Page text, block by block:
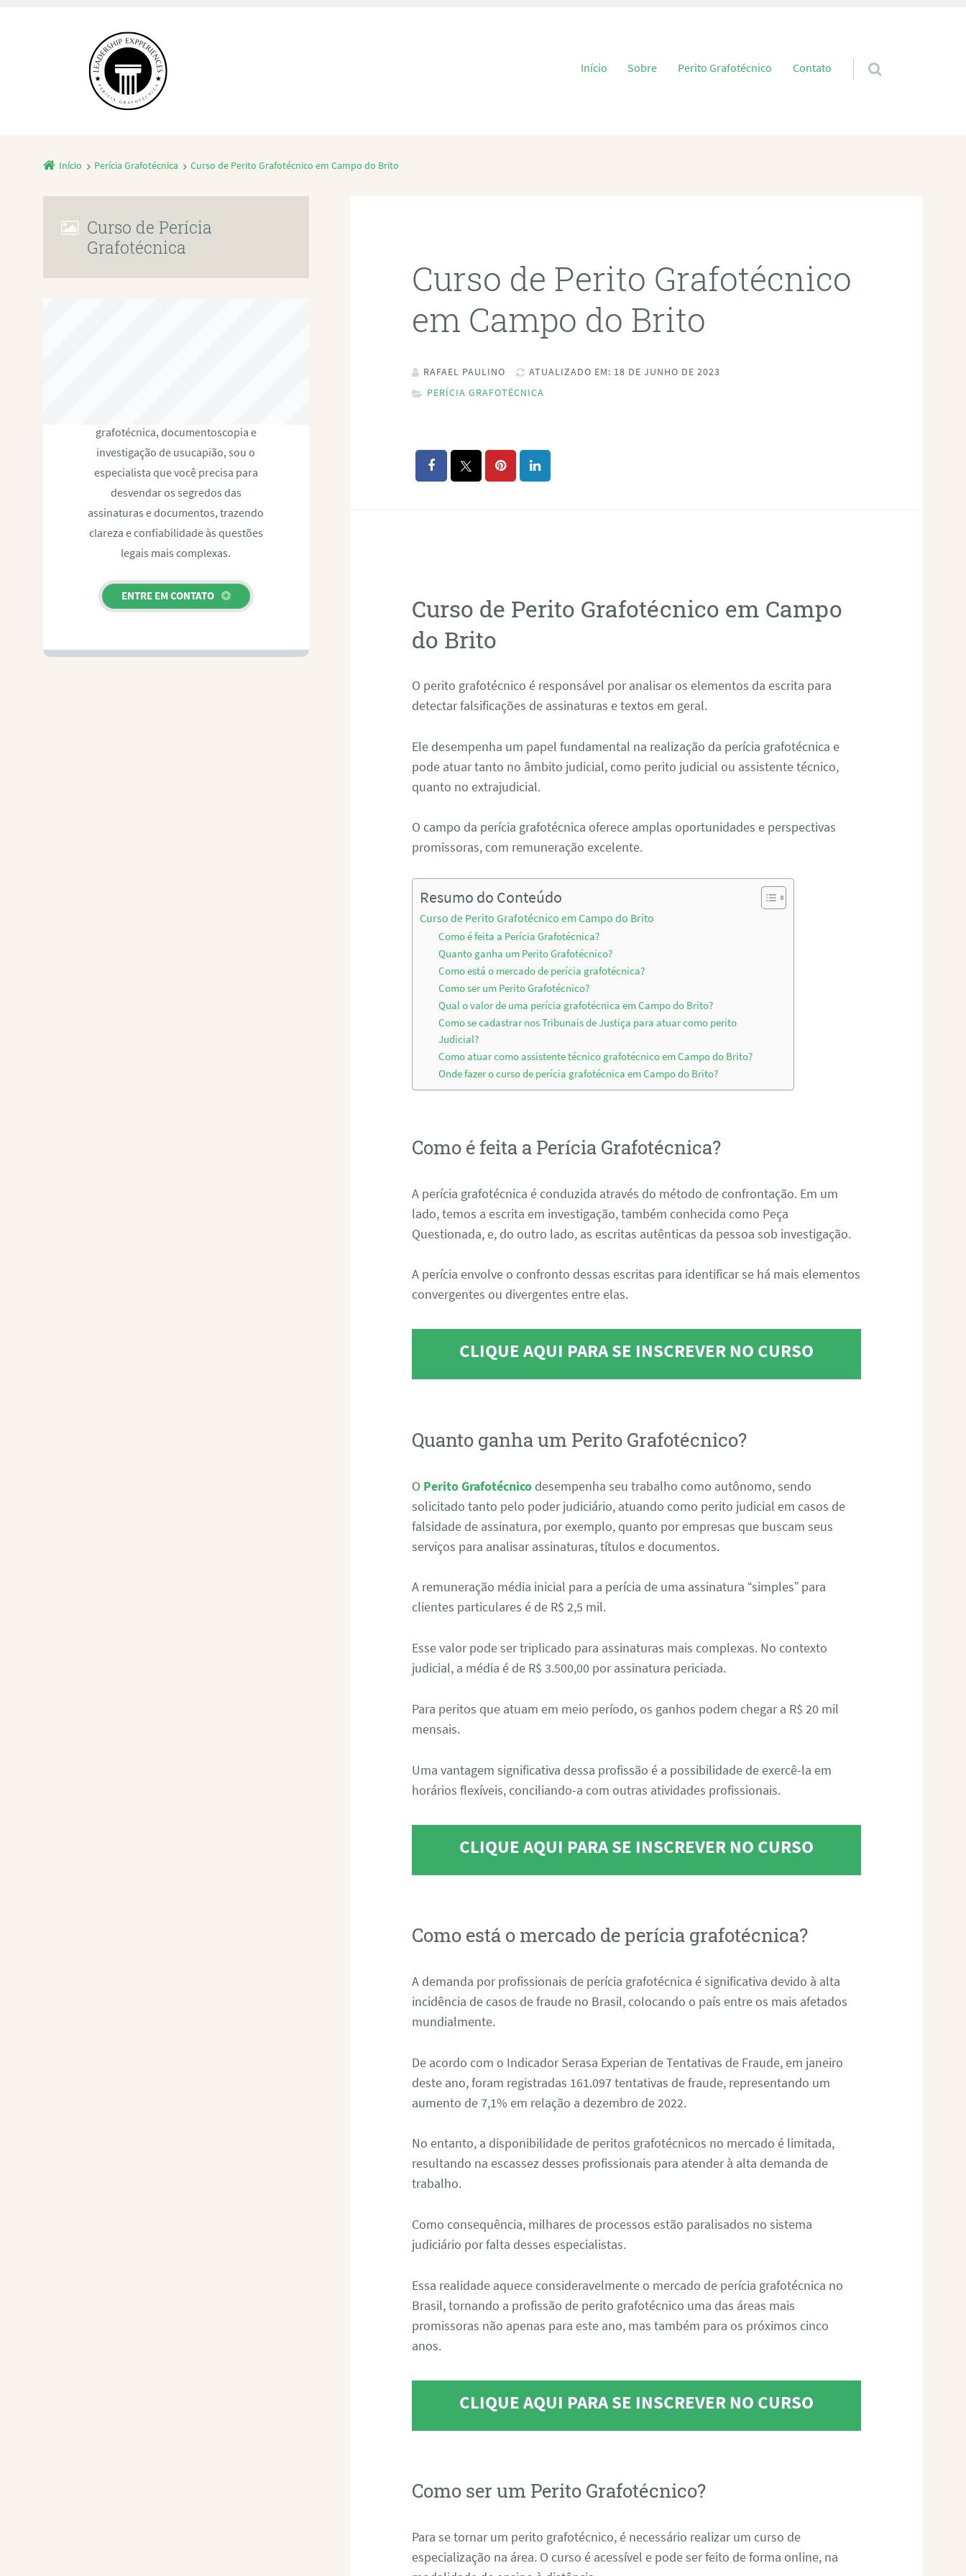
Pular para o conteúdo
Início Sobre Perito Grafotécnico Contato
Início Perícia Grafotécnica Curso de Perito Grafotécnico em Campo do Brito
Curso de Perito Grafotécnico
em Campo do Brito
RAFAEL PAULINO
ATUALIZADO EM: 18 DE JUNHO DE 2023
PERÍCIA GRAFOTÉCNICA
Curso de Perito Grafotécnico em Campo
do Brito
O perito grafotécnico é responsável por analisar os elementos da escrita para
detectar falsificações de assinaturas e textos em geral.
Ele desempenha um papel fundamental na realização da perícia grafotécnica e
pode atuar tanto no âmbito judicial, como perito judicial ou assistente técnico,
quanto no extrajudicial.
O campo da perícia grafotécnica oferece amplas oportunidades e perspectivas
promissoras, com remuneração excelente.
Resumo do Conteúdo
Curso de Perito Grafotécnico em Campo do Brito
Como é feita a Perícia Grafotécnica?
Quanto ganha um Perito Grafotécnico?
Como está o mercado de perícia grafotécnica?
Como ser um Perito Grafotécnico?
Qual o valor de uma perícia grafotécnica em Campo do Brito?
Como se cadastrar nos Tribunais de Justiça para atuar como perito
Judicial?
Como atuar como assistente técnico grafotécnico em Campo do Brito?
Onde fazer o curso de perícia grafotécnica em Campo do Brito?
Como é feita a Perícia Grafotécnica?
A perícia grafotécnica é conduzida através do método de confrontação. Em um
lado, temos a escrita em investigação, também conhecida como Peça
Questionada, e, do outro lado, as escritas autênticas da pessoa sob investigação.
A perícia envolve o confronto dessas escritas para identificar se há mais elementos
convergentes ou divergentes entre elas.
CLIQUE AQUI PARA SE INSCREVER NO CURSO
Quanto ganha um Perito Grafotécnico?
O Perito Grafotécnico desempenha seu trabalho como autônomo, sendo
solicitado tanto pelo poder judiciário, atuando como perito judicial em casos de
falsidade de assinatura, por exemplo, quanto por empresas que buscam seus
serviços para analisar assinaturas, títulos e documentos.
A remuneração média inicial para a perícia de uma assinatura “simples” para
clientes particulares é de R$ 2,5 mil.
Esse valor pode ser triplicado para assinaturas mais complexas. No contexto
judicial, a média é de R$ 3.500,00 por assinatura periciada.
Para peritos que atuam em meio período, os ganhos podem chegar a R$ 20 mil
mensais.
Uma vantagem significativa dessa profissão é a possibilidade de exercê-la em
horários flexíveis, conciliando-a com outras atividades profissionais.
CLIQUE AQUI PARA SE INSCREVER NO CURSO
Como está o mercado de perícia grafotécnica?
A demanda por profissionais de perícia grafotécnica é significativa devido à alta
incidência de casos de fraude no Brasil, colocando o país entre os mais afetados
mundialmente.
De acordo com o Indicador Serasa Experian de Tentativas de Fraude, em janeiro
deste ano, foram registradas 161.097 tentativas de fraude, representando um
aumento de 7,1% em relação a dezembro de 2022.
No entanto, a disponibilidade de peritos grafotécnicos no mercado é limitada,
resultando na escassez desses profissionais para atender à alta demanda de
trabalho.
Como consequência, milhares de processos estão paralisados no sistema
judiciário por falta desses especialistas.
Essa realidade aquece consideravelmente o mercado de perícia grafotécnica no
Brasil, tornando a profissão de perito grafotécnico uma das áreas mais
promissoras não apenas para este ano, mas também para os próximos cinco
anos.
CLIQUE AQUI PARA SE INSCREVER NO CURSO
Como ser um Perito Grafotécnico?
Para se tornar um perito grafotécnico, é necessário realizar um curso de
especialização na área. O curso é acessível e pode ser feito de forma online, na
Curso de Perícia
Grafotécnica
grafotécnica, documentoscopia e
investigação de usucapião, sou o
especialista que você precisa para
desvendar os segredos das
assinaturas e documentos, trazendo
clareza e confiabilidade às questões
legais mais complexas.
ENTRE EM CONTATO